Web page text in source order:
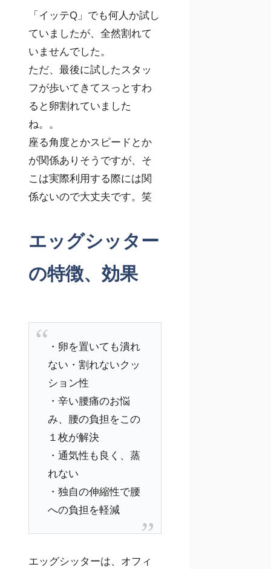
「イッテQ」でも何人か試し
ていましたが、全然割れて
いませんでした。
ただ、最後に試したスタッ
フが歩いてきてスっとすわ
ると卵割れていました
ね。。
座る角度とかスピードとか
が関係ありそうですが、そ
こは実際利用する際には関
係ないので大丈夫です。笑
エッグシッター
の特徴、効果
・卵を置いても潰れ
ない・割れないクッ
ション性
・辛い腰痛のお悩
み、腰の負担をこの
１枚が解決
・通気性も良く、蒸
れない
・独自の伸縮性で腰
への負担を軽減
エッグシッターは、オフィ